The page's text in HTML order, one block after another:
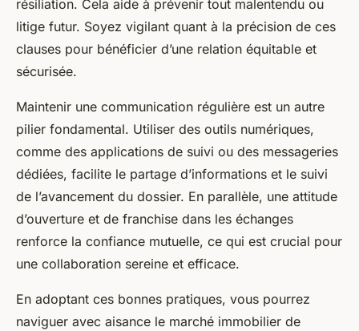
résiliation. Cela aide à prévenir tout malentendu ou
litige futur. Soyez vigilant quant à la précision de ces
clauses pour bénéficier d’une relation équitable et
sécurisée.
Maintenir une communication régulière est un autre
pilier fondamental. Utiliser des outils numériques,
comme des applications de suivi ou des messageries
dédiées, facilite le partage d’informations et le suivi
de l’avancement du dossier. En parallèle, une attitude
d’ouverture et de franchise dans les échanges
renforce la confiance mutuelle, ce qui est crucial pour
une collaboration sereine et efficace.
En adoptant ces bonnes pratiques, vous pourrez
naviguer avec aisance le marché immobilier de